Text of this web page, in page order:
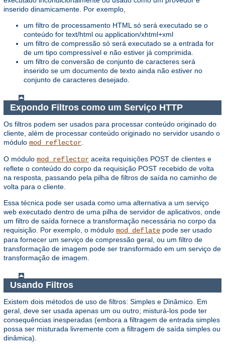
inserido dinamicamente. Por exemplo,
um filtro de processamento HTML só será executado se o
conteúdo for text/html ou application/xhtml+xml
um filtro de compressão só será executado se a entrada for
de um tipo compressível e não estiver já comprimida.
um filtro de conversão de conjunto de caracteres será
inserido se um documento de texto ainda não estiver no
conjunto de caracteres desejado.
Expondo Filtros como um Serviço HTTP
Os filtros podem ser usados ​​para processar conteúdo originado do
cliente, além de processar conteúdo originado no servidor usando o
módulo mod_reflector
O módulo mod_reflector aceita requisições POST de clientes e
reflete o conteúdo do corpo da requisição POST recebido de volta
na resposta, passando pela pilha de filtros de saída no caminho de
volta para o cliente.
Essa técnica pode ser usada como uma alternativa a um serviço
web executado dentro de uma pilha de servidor de aplicativos, onde
um filtro de saída fornece a transformação necessária no corpo da
requisição. Por exemplo, o módulo mod_deflate pode ser usado
para fornecer um serviço de compressão geral, ou um filtro de
transformação de imagem pode ser transformado em um serviço de
transformação de imagem.
Usando Filtros
Existem dois métodos de uso de filtros: Simples e Dinâmico. Em
geral, deve ser usada apenas um ou outro; misturá-los pode ter
consequências inesperadas (embora a filtragem de entrada simples
possa ser misturada livremente com a filtragem de saída simples ou
dinâmica).